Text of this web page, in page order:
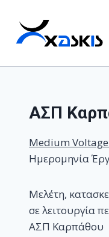
content
ΑΣΠ
Medium
Ημερομηνία
Μελέτη,
σε λειτουργία
ΑΣΠ Καρπάθου